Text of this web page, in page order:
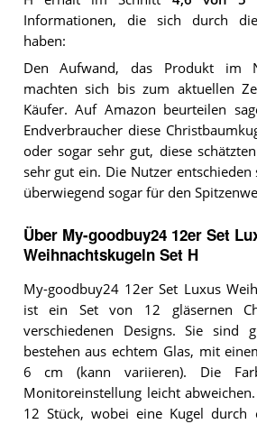
Informationen, die sich durch
haben:
Den Aufwand, das Produkt im
machten sich bis zum aktuellen
Käufer. Auf Amazon beurteilen
Endverbraucher diese
oder sogar sehr gut, diese
sehr gut ein. Die Nutzer entschieden
überwiegend sogar für den
Über My-goodbuy24 12er Set
Weihnachtskugeln Set H
My-goodbuy24 12er Set Luxus
ist ein Set von 12 gläsernen
verschiedenen Designs. Sie sind
bestehen aus echtem Glas, mit
6 cm (kann variieren). Die
Monitoreinstellung leicht
12 Stück, wobei eine Kugel durch